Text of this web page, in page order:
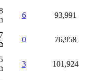
6 93,991
0 76,958
3 101,924